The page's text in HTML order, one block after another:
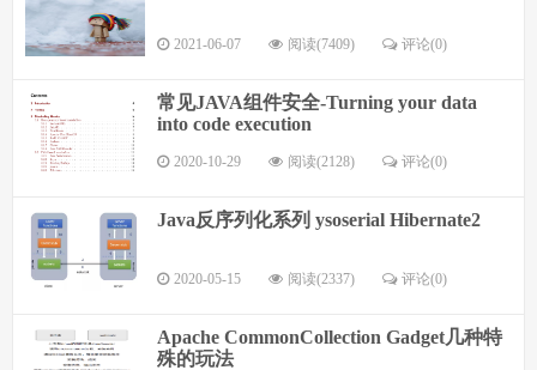
2021-06-07 阅读(7409) 评论(0)
常见JAVA组件安全-Turning your data
into code execution
2020-10-29 阅读(2128) 评论(0)
Java反序列化系列 ysoserial Hibernate2
2020-05-15 阅读(2337) 评论(0)
Apache CommonCollection Gadget几种特
殊的玩法